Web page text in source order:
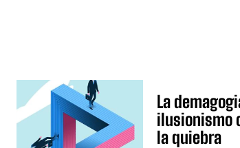
La
ilusionismo
la quiebra